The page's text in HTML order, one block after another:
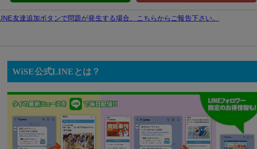
LINE友達追加ボタンで問題が発生する場合、こちらからご報告下さい。
WiSE公式LINEとは？